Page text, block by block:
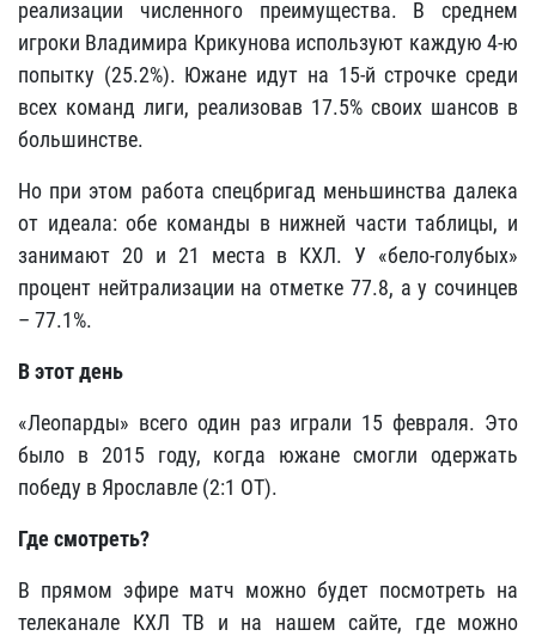
реализации численного преимущества. В среднем
игроки Владимира Крикунова используют каждую 4-ю
попытку (25.2%). Южане идут на 15-й строчке среди
всех команд лиги, реализовав 17.5% своих шансов в
большинстве.
Но при этом работа спецбригад меньшинства далека
от идеала: обе команды в нижней части таблицы, и
занимают 20 и 21 места в КХЛ. У «бело-голубых»
процент нейтрализации на отметке 77.8, а у сочинцев
– 77.1%.
В этот день
«Леопарды» всего один раз играли 15 февраля. Это
было в 2015 году, когда южане смогли одержать
победу в Ярославле (2:1 ОТ).
Где смотреть?
В прямом эфире матч можно будет посмотреть на
телеканале КХЛ ТВ и на нашем сайте, где можно